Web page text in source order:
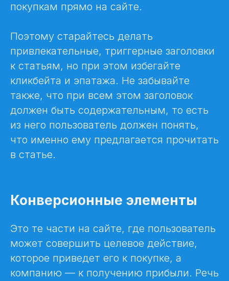
покупкам прямо на сайте.
Поэтому старайтесь делать
привлекательные, триггерные заголовки
к статьям, но при этом избегайте
кликбейта и эпатажа. Не забывайте
также, что при всем этом заголовок
должен быть содержательным, то есть
из него пользователь должен понять,
что именно ему предлагается прочитать
в статье.
Конверсионные элементы
Это те части на сайте, где пользователь
может совершить целевое действие,
которое приведет его к покупке, а
компанию — к получению прибыли. Речь